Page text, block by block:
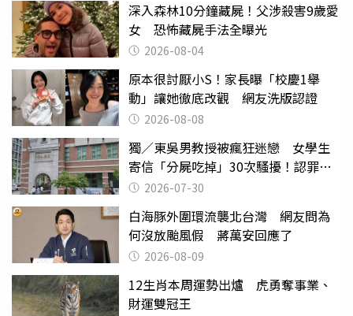
深入森林10分鐘藏屍！父涉殺害9歲愛
女 恐怖藏屍手法全曝光
2026-08-04
原本很討厭小S！家長曝「校慶1舉
動」讓她徹底改觀 網友洗版認證
2026-08-08
獨／東吳男教授被瘋狂迷戀 女學生
寄信「分屍吃掉」30次騷擾！認罪免
關 2026-07-30
白海豚外圍環流襲北台灣 網友問為
何沒放颱風假 蔣萬安回應了
2026-08-09
12生肖本周運勢出爐 虎勇奪事業、
財運雙冠王